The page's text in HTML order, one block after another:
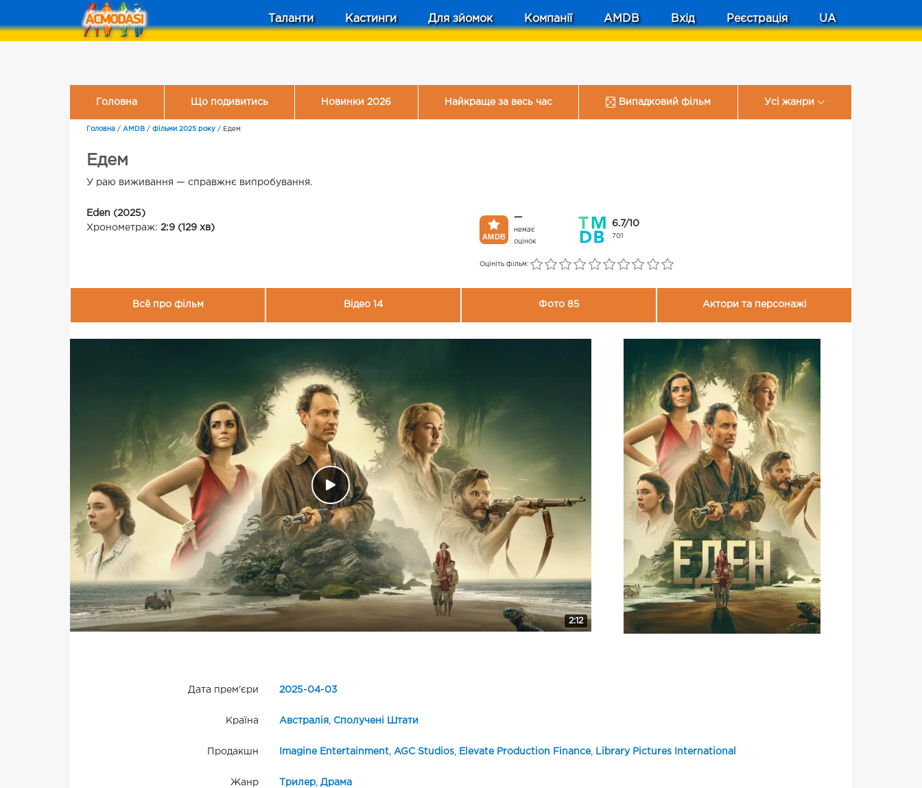
Таланти Кастинги Для зйомок Компанії AMDB Вхід Реєстрація UA
Головна Що подивитись Новинки 2026 Найкраще за весь час Випадковий фільм Усі жанри
Головна / AMDB / Фільми 2025 року / Едем
Едем
У раю виживання — справжнє випробування.
Eden (2025)
Хронометраж: 2:9 (129 хв)
—
немає
оцінок
6.7/10
701
Оцініть фільм:
Всё про фільм Відео 14 Фото 85 Актори та персонажі
2:12
Дата прем'єри 2025-04-03
Країна Австралія Сполучені Штати
Продакшн Imagine Entertainment, AGC Studios, Elevate Production Finance, Library Pictures International
Жанр Трилер, Драма